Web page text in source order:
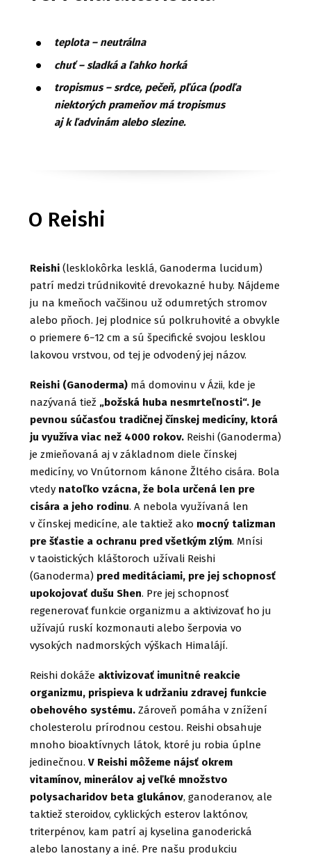
teplota – neutrálna
chuť – sladká a ľahko horká
tropismus – srdce, pečeň, pľúca (podľa
niektorých prameňov má tropismus
aj k ľadvinám alebo slezine.
O Reishi
Reishi(lesklokôrka lesklá, Ganoderma lucidum)
patrí medzi trúdnikovité drevokazné huby. Nájdeme
ju na kmeňoch vačšinou už odumretých stromov
alebo pňoch. Jej plodnice sú polkruhovité a obvykle
o priemere 6−12 cm a sú špecifické svojou lesklou
lakovou vrstvou, od tej je odvodený jej názov.
Reishi (Ganoderma)má domovinu v Ázii, kde je
nazývaná tiež „božská huba nesmrteľnosti“. Je
pevnou súčasťou tradičnej čínskej medicíny, ktorá
ju využíva viac než 4000 rokov. Reishi (Ganoderma)
je zmieňovaná aj v základnom diele čínskej
medicíny, vo Vnútornom kánone Žltého cisára. Bola
vtedy natoľko vzácna, že bola určená len pre
cisára a jeho rodinu. A nebola využívaná len
v čínskej medicíne, ale taktiež ako mocný talizman
pre šťastie a ochranu pred všetkým zlým. Mnísi
v taoistických kláštoroch užívali Reishi
(Ganoderma) pred meditáciami, pre jej schopnosť
upokojovať dušu Shen. Pre jej schopnosť
regenerovať funkcie organizmu a aktivizovať ho ju
užívajú ruskí kozmonauti alebo šerpovia vo
vysokých nadmorských výškach Himalájí.
Reishi dokáže aktivizovať imunitné reakcie
organizmu, prispieva k udržaniu zdravej funkcie
obehového systému.Zároveň pomáha v znížení
cholesterolu prírodnou cestou. Reishi obsahuje
mnoho bioaktívnych látok, ktoré ju robia úplne
jedinečnou. V Reishi môžeme nájsť okrem
vitamínov, minerálov aj veľké množstvo
polysacharidov beta glukánov, ganoderanov, ale
taktiež steroidov, cyklických esterov laktónov,
triterpénov, kam patrí aj kyselina ganoderická
alebo lanostany a iné. Pre našu produkciu